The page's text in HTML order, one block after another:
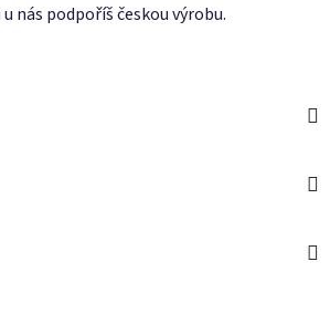
nás podpoříš českou výrobu.